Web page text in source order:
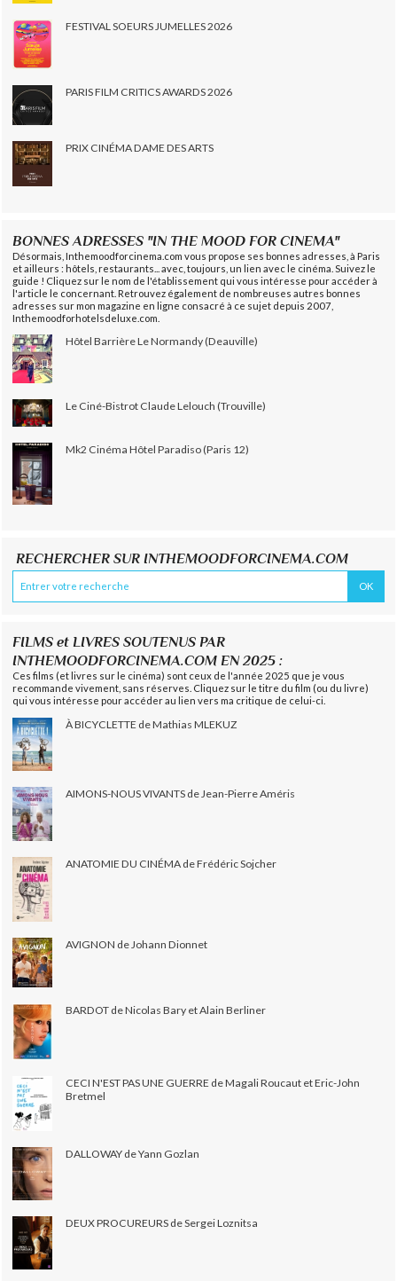
FESTIVAL SOEURS JUMELLES 2026
PARIS FILM CRITICS AWARDS 2026
PRIX CINÉMA DAME DES ARTS
BONNES ADRESSES "IN THE MOOD FOR CINEMA"
Désormais, Inthemoodforcinema.com vous propose ses bonnes adresses, à Paris
et ailleurs : hôtels, restaurants... avec, toujours, un lien avec le cinéma. Suivez le
guide ! Cliquez sur le nom de l'établissement qui vous intéresse pour accéder à
l'article le concernant. Retrouvez également de nombreuses autres bonnes
adresses sur mon magazine en ligne consacré à ce sujet depuis 2007,
Inthemoodforhotelsdeluxe.com.
Hôtel Barrière Le Normandy (Deauville)
Le Ciné-Bistrot Claude Lelouch (Trouville)
Mk2 Cinéma Hôtel Paradiso (Paris 12)
RECHERCHER SUR INTHEMOODFORCINEMA.COM
FILMS et LIVRES SOUTENUS PAR
INTHEMOODFORCINEMA.COM EN 2025 :
Ces films (et livres sur le cinéma) sont ceux de l'année 2025 que je vous
recommande vivement, sans réserves. Cliquez sur le titre du film (ou du livre)
qui vous intéresse pour accéder au lien vers ma critique de celui-ci.
À BICYCLETTE de Mathias MLEKUZ
AIMONS-NOUS VIVANTS de Jean-Pierre Améris
ANATOMIE DU CINÉMA de Frédéric Sojcher
AVIGNON de Johann Dionnet
BARDOT de Nicolas Bary et Alain Berliner
CECI N'EST PAS UNE GUERRE de Magali Roucaut et Eric-John
Bretmel
DALLOWAY de Yann Gozlan
DEUX PROCUREURS de Sergei Loznitsa